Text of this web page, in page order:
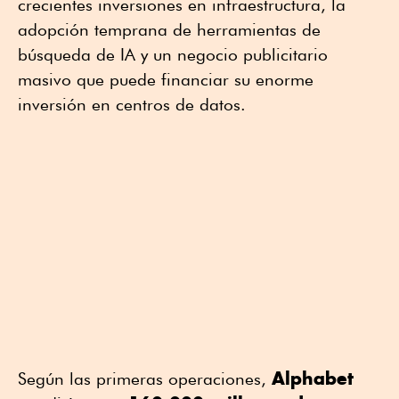
crecientes inversiones en infraestructura, la
adopción temprana de herramientas de
búsqueda de IA y un negocio publicitario
masivo que puede financiar su enorme
inversión en centros de datos.
Según las primeras operaciones, Alphabet